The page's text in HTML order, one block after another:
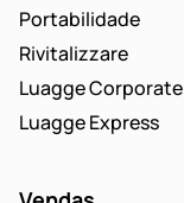
Portabilidade
Rivitalizzare
Luagge Corporate
Luagge Express